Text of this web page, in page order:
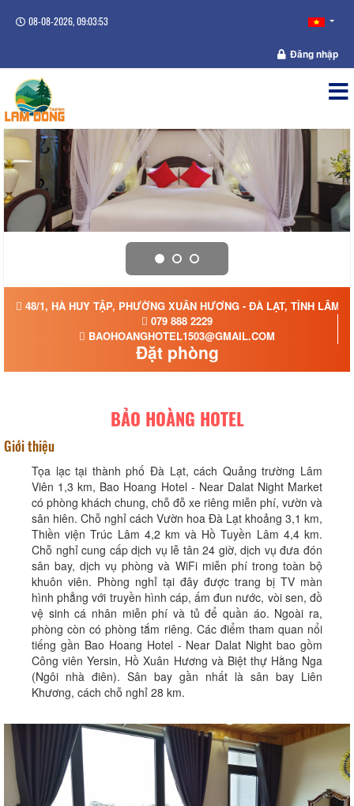
08-08-2026, 09:03:54
Đăng nhập
48/1, HÀ HUY TẬP, PHƯỜNG XUÂN HƯƠNG - ĐÀ LẠT, TỈNH LÂM
079 888 2229
BAOHOANGHOTEL1503@GMAIL.COM
Đặt phòng
BẢO HOÀNG HOTEL
Giới thiệu
Tọa lạc tại thành phố Đà Lạt, cách Quảng trường Lâm
Viên 1,3 km, Bao Hoang Hotel - Near Dalat Night Market
có phòng khách chung, chỗ đỗ xe riêng miễn phí, vườn và
sân hiên. Chỗ nghỉ cách Vườn hoa Đà Lạt khoảng 3,1 km,
Thiền viện Trúc Lâm 4,2 km và Hồ Tuyền Lâm 4,4 km.
Chỗ nghỉ cung cấp dịch vụ lễ tân 24 giờ, dịch vụ đưa đón
sân bay, dịch vụ phòng và WiFi miễn phí trong toàn bộ
khuôn viên. Phòng nghỉ tại đây được trang bị TV màn
hình phẳng với truyền hình cáp, ấm đun nước, vòi sen, đồ
vệ sinh cá nhân miễn phí và tủ để quần áo. Ngoài ra,
phòng còn có phòng tắm riêng. Các điểm tham quan nổi
tiếng gần Bao Hoang Hotel - Near Dalat Night bao gồm
Công viên Yersin, Hồ Xuân Hương và Biệt thự Hằng Nga
(Ngôi nhà điên). Sân bay gần nhất là sân bay Liên
Khương, cách chỗ nghỉ 28 km.